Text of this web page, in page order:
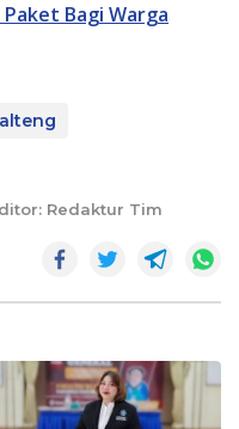
Paket Bagi Warga
Redaktur Tim